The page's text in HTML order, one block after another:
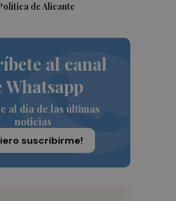
de Alicante
al canal
Whatsapp
al día de las últimas
noticias
suscribirme!